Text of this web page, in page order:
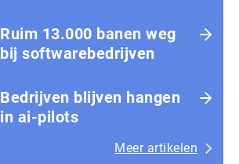
Ruim 13.000 banen weg
bij softwarebedrijven
Bedrijven blijven hangen
in ai-pilots
Meer artikelen